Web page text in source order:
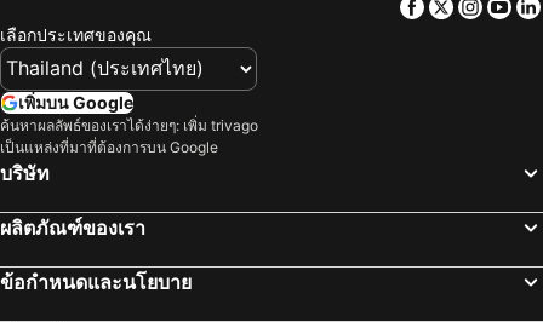
Facebook
Twitter
เลือกประเทศของคุณ
เพิ่มบน Google
ค้นหาผลลัพธ์ของเราได้ง่ายๆ: เพิ่ม trivago
เป็นแหล่งที่มาที่ต้องการบน Google
บริษัท
ผลิตภัณฑ์ของเรา
ข้อกำหนดและนโยบาย